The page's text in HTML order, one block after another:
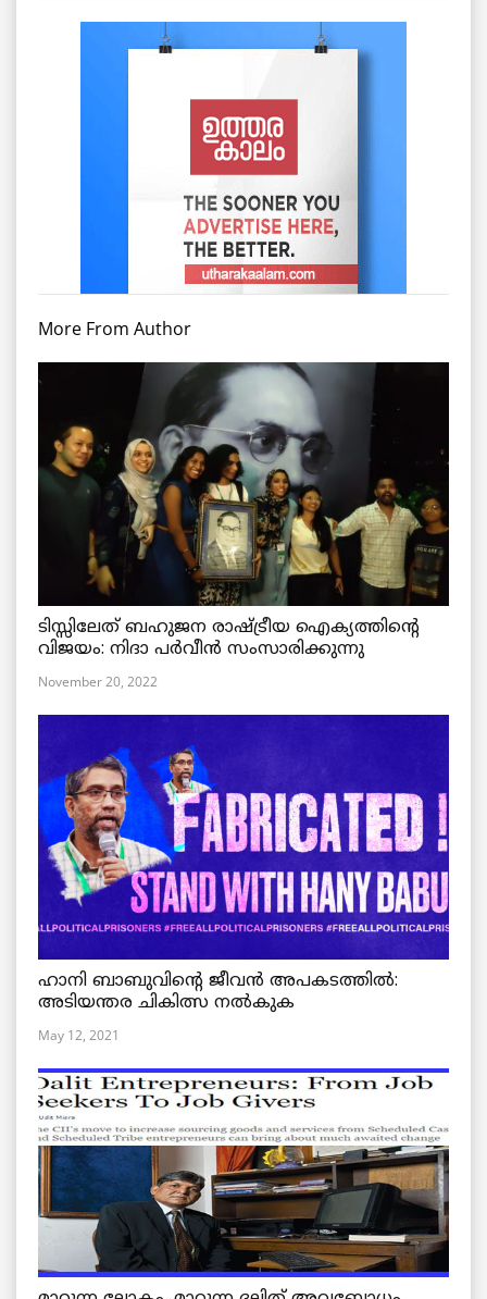
More From Author
ടിസ്സിലേത് ബഹുജന രാഷ്ട്രീയ ഐക്യത്തിന്റെ
വിജയം: നിദാ പർവീൻ സംസാരിക്കുന്നു
November 20, 2022
ഹാനി ബാബുവിന്റെ ജീവൻ അപകടത്തിൽ:
അടിയന്തര ചികിത്സ നൽകുക
May 12, 2021